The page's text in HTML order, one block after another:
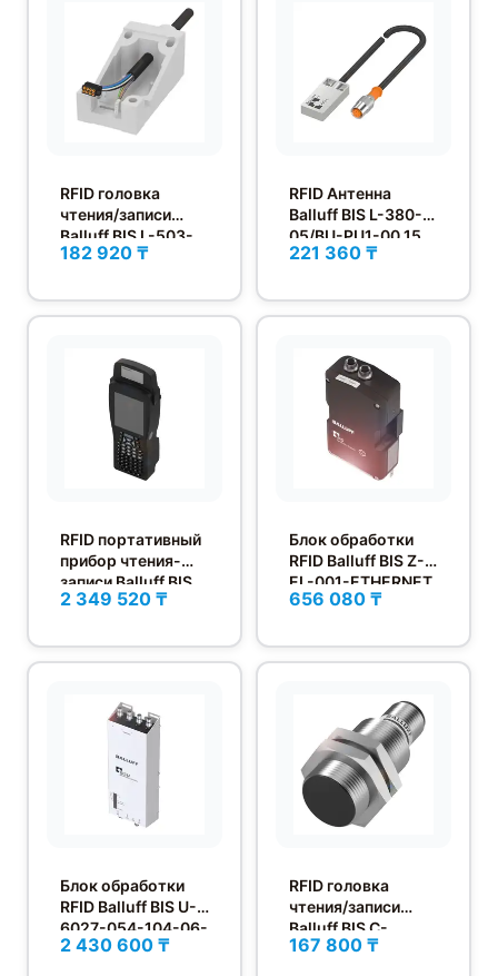
RFID головка
чтения/записи
Balluff BIS L-503-
PU1-15
182 920 ₸
RFID Антенна
Balluff BIS L-380-
05/BU-PU1-00,15
221 360 ₸
RFID портативный
прибор чтения-
записи Balluff BIS
L-870-1-008-X-
2 349 520 ₸
Блок обработки
RFID Balluff BIS Z-
EL-001-ETHERNET
656 080 ₸
Блок обработки
RFID Balluff BIS U-
6027-054-104-06-
ST27
2 430 600 ₸
RFID головка
чтения/записи
Balluff BIS C-
325/05-S4
167 800 ₸